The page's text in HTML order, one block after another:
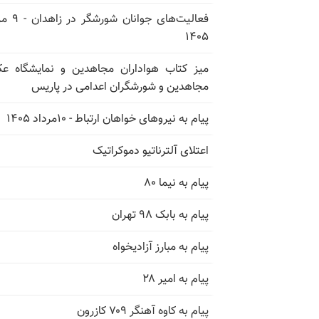
۱۴۰۵
میز کتاب هواداران مجاهدین و نمایشگاه
مجاهدین و شورشگران اعدامی در پاریس
پیام به نیروهای خواهان ارتباط - ۱۰مرداد ۱۴۰۵
اعتلای آلترناتیو دموکراتیک
پیام به نیما ۸۰
پیام به بابک ۹۸ تهران
پیام به مبارز آزادیخواه
پیام به امیر ۲۸
پیام به کاوه آهنگر ۷۰۹ کازرون